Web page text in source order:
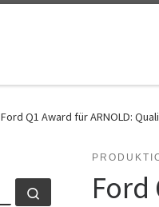
Ford Q1 Award für ARNOLD:
Suchen …